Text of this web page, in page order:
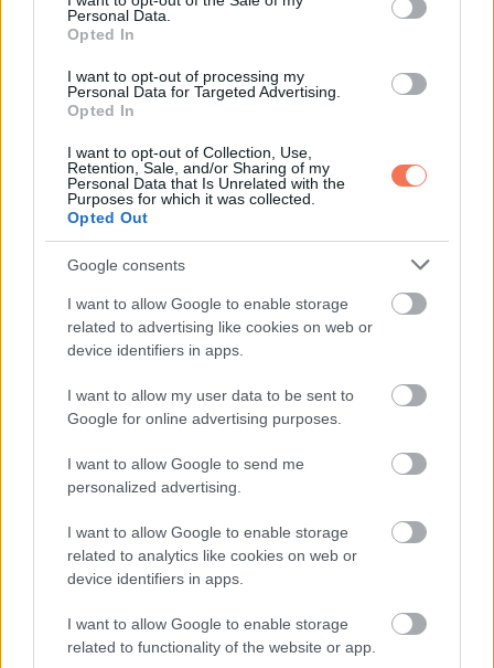
Personal Data.
Opted In
I want to opt-out of processing my
Personal Data for Targeted Advertising.
Opted In
I want to opt-out of Collection, Use,
Retention, Sale, and/or Sharing of my
Personal Data that Is Unrelated with the
Purposes for which it was collected.
Opted Out
Google consents
I want to allow Google to enable storage
related to advertising like cookies on web or
device identifiers in apps.
I want to allow my user data to be sent to
Google for online advertising purposes.
I want to allow Google to send me
personalized advertising.
I want to allow Google to enable storage
related to analytics like cookies on web or
device identifiers in apps.
I want to allow Google to enable storage
related to functionality of the website or app.
Oszd meg ezt a posztot:
WhatsappRedditShare
ELŐZŐ POSZT
A férjem megcsalt az anyámmal, aztán az
esküvőjük napján a unokatestvérem
felhívott, és csak ennyit mondott: „Ezt nem
fogod elhinni”
Bejelentés nélkül érkeztem, és
ledermedtem. A lányom a hideg
konyhában mosogatott, miközben a férje
és az anyósa kényelmesen ettek. Nem
szóltam egy szót sem. Elővettem a